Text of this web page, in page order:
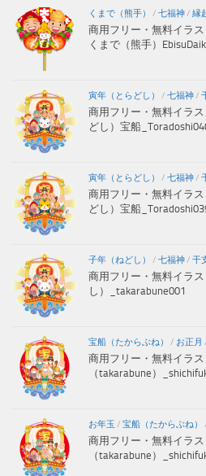
くまで（熊手） / 七福神/ 縁
商用フリー・無料イラ
くまで（熊手）
寅年（とらどし） / 七福神/
商用フリー・無料イラ
どし）宝船
寅年（とらどし） / 七福神/
商用フリー・無料イラ
どし）宝船
子年（ねどし） / 七福神/ 干
商用フリー・無料イラ
し）_takarabune001
宝船（たからぶね） / お正月
商用フリー・無料イラ
（takarabune）
お年玉 / 宝船（たからぶね）
商用フリー・無料イラ
（takarabune）